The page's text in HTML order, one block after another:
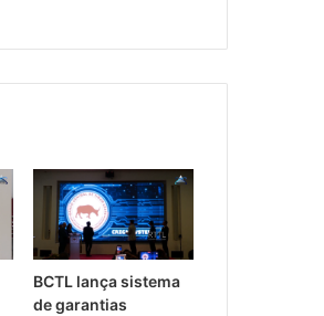
BCTL lança sistema
de garantias